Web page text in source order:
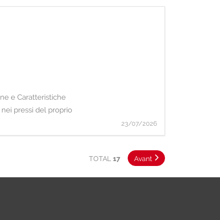
e Caratteristiche
pressi del proprio
23/07/2026
Avant
TOTAL 17